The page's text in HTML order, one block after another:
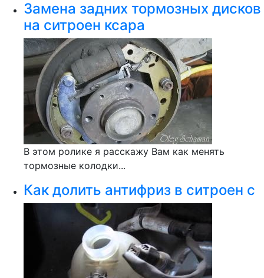
Замена задних тормозных дисков
на ситроен ксара
В этом ролике я расскажу Вам как менять
тормозные колодки...
Как долить антифриз в ситроен с